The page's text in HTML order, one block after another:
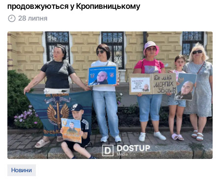
продовжуються у Кропивницькому
28 липня
Новини